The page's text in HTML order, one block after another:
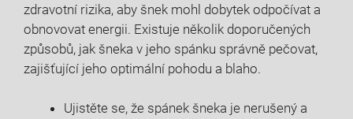
zdravotní rizika, aby šnek mohl dobytek odpočívat a
obnovovat energii. Existuje několik doporučených
způsobů, jak šneka v jeho spánku správně pečovat,
zajišťující jeho optimální pohodu a blaho.
Ujistěte se, že spánek šneka je nerušený a